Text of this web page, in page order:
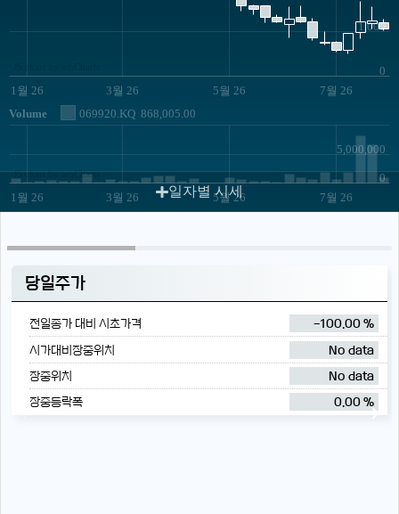
1월 26 3월 26 5월 26 7월 26
0
1,000
Volume 069920.KQ 868,005.00
1월 26 3월 26 5월 26 7월 26
0
5,000,000
JS chart by amCharts
일자별 시세
당일주가
전일종가 대비 시초가격
-100.00 %
시가대비장중위치
No data
장중위치
No data
장중등락폭
0.00 %